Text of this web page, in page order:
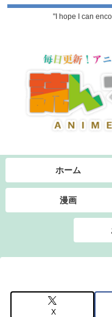
"I hope I can
ホーム
漫画
X